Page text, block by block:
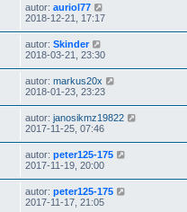
autor: auriol77
2018-12-21, 17:17
autor: Skinder
2018-03-21, 23:30
autor: markus20x
2018-01-23, 23:23
autor: janosikmz19822
2017-11-25, 07:46
autor: peter125-175
2017-11-19, 20:00
autor: peter125-175
2017-11-17, 21:05